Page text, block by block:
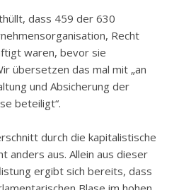
dass 459 der 630
Recht
waren, bevor sie
übersetzen das mal mit „an
und Absicherung der
beteiligt“.
durch die kapitalistische
anders aus. Allein aus dieser
ergibt sich bereits, dass